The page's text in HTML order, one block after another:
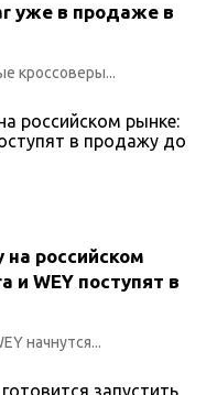
уже в продаже в
кроссоверы...
российском
и WEY поступят в
начнутся...